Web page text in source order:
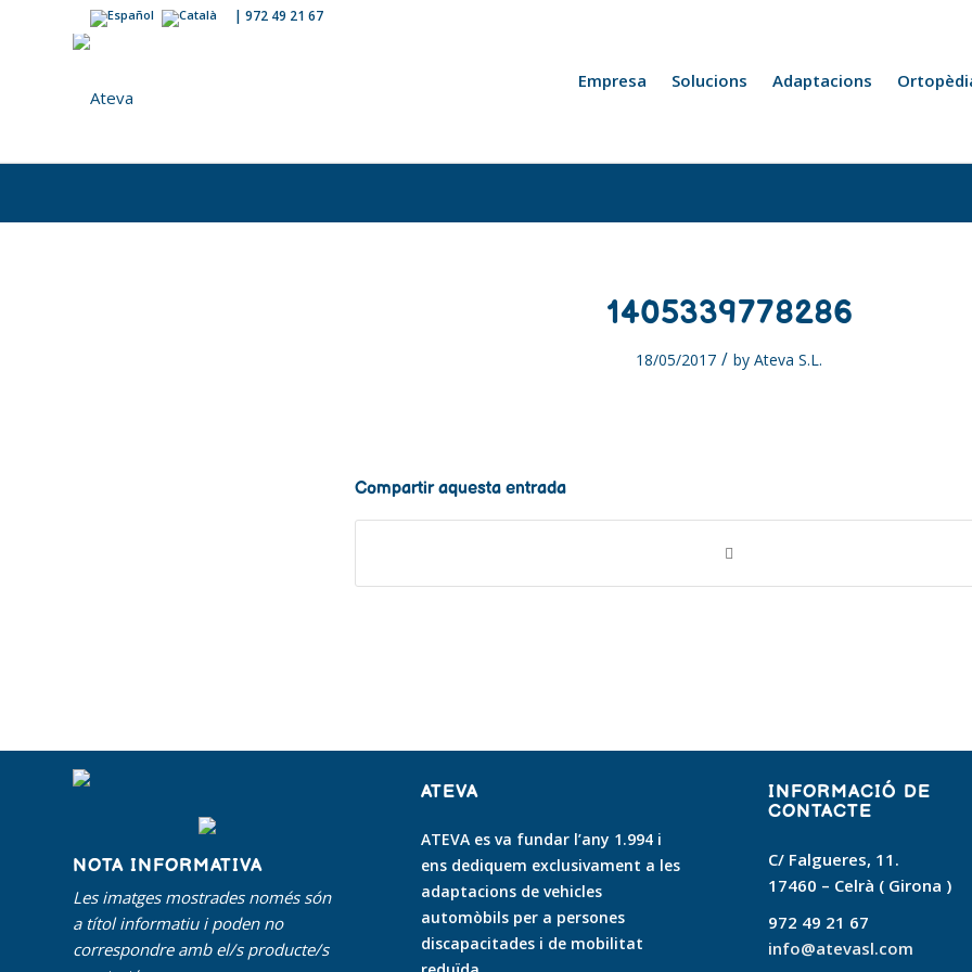
| 972 49 21 67
Empresa Solucions Adaptacions
1405339778286
18/05/2017 / by Ateva S.L.
Compartir aquesta entrada
NOTA INFORMATIVA
Les imatges mostrades només són
a títol informatiu i poden no
correspondre amb el/s producte/s
ATEVA
ATEVA es va fundar l’any 1.994 i
ens dediquem exclusivament a les
adaptacions de vehicles
automòbils per a persones
discapacitades i de mobilitat
INFORMACIÓ DE
CONTACTE
C/ Falgueres, 11.
17460 – Celrà ( Girona )
972 49 21 67
info@atevasl.com